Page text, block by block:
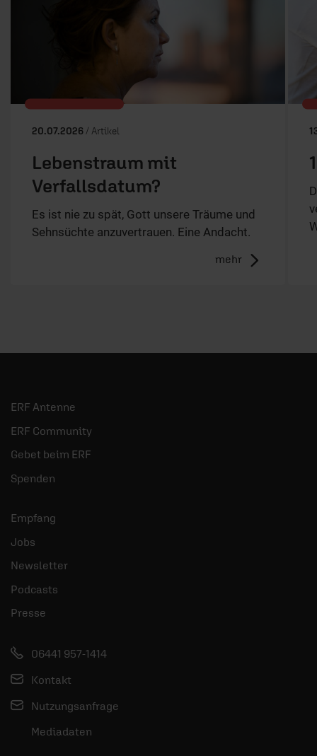
20.07.2026 / Artikel
Lebenstraum mit
Verfallsdatum?
Es ist nie zu spät, Gott unsere Träume und
Sehnsüchte anzuvertrauen. Eine Andacht.
mehr
ERF Antenne
ERF Community
Gebet beim ERF
Spenden
Empfang
Jobs
Newsletter
Podcasts
Presse
06441 957-1414
Kontakt
Nutzungsanfrage
Mediadaten